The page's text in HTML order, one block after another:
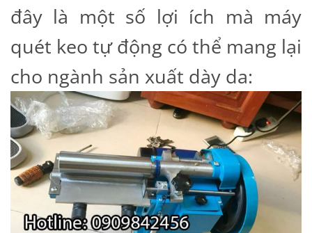
đây là một số lợi ích mà máy
quét keo tự động có thể mang lại
cho ngành sản xuất dày da: